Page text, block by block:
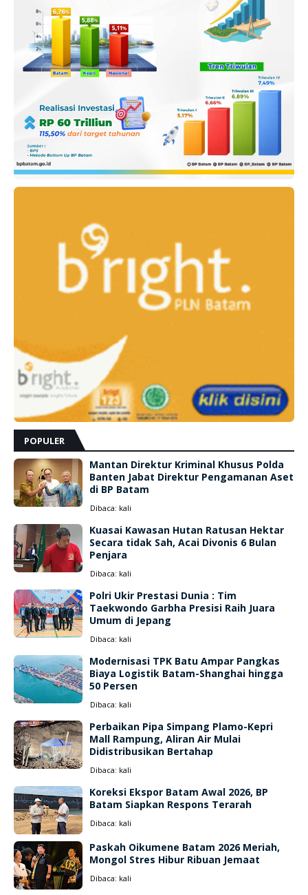
POPULER
Mantan Direktur Kriminal Khusus Polda
Banten Jabat Direktur Pengamanan Aset
di BP Batam
Dibaca: kali
Kuasai Kawasan Hutan Ratusan Hektar
Secara tidak Sah, Acai Divonis 6 Bulan
Penjara
Dibaca: kali
Polri Ukir Prestasi Dunia : Tim
Taekwondo Garbha Presisi Raih Juara
Umum di Jepang
Dibaca: kali
Modernisasi TPK Batu Ampar Pangkas
Biaya Logistik Batam-Shanghai hingga
50 Persen
Dibaca: kali
Perbaikan Pipa Simpang Plamo-Kepri
Mall Rampung, Aliran Air Mulai
Didistribusikan Bertahap
Dibaca: kali
Koreksi Ekspor Batam Awal 2026, BP
Batam Siapkan Respons Terarah
Dibaca: kali
Paskah Oikumene Batam 2026 Meriah,
Mongol Stres Hibur Ribuan Jemaat
Dibaca: kali